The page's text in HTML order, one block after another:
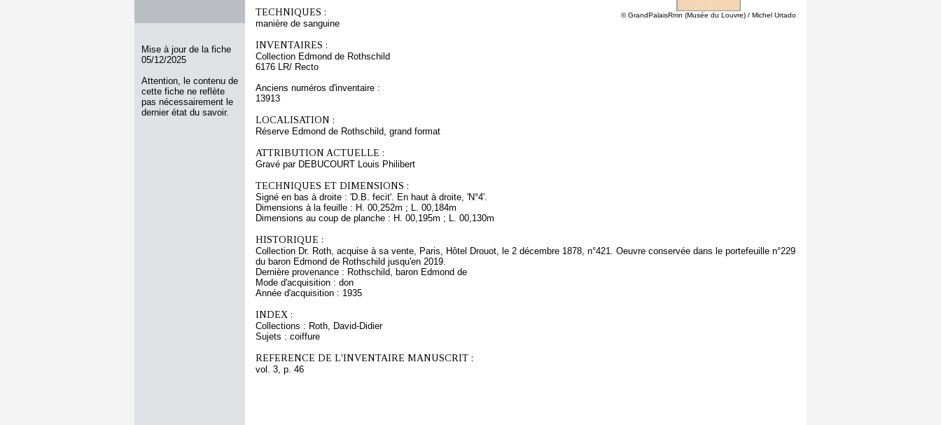
Mise à jour de la fiche
05/12/2025
Attention, le contenu de
cette fiche ne reflète
pas nécessairement le
dernier état du savoir.
© GrandPalaisRmn (Musée du Louvre) / Michel Urtado
TECHNIQUES :
manière de sanguine
INVENTAIRES :
Collection Edmond de Rothschild
6176 LR/ Recto
Anciens numéros d'inventaire :
13913
LOCALISATION :
Réserve Edmond de Rothschild, grand format
ATTRIBUTION ACTUELLE :
Gravé par DEBUCOURT Louis Philibert
TECHNIQUES ET DIMENSIONS :
Signé en bas à droite : 'D.B. fecit'. En haut à droite, 'N°4'.
Dimensions à la feuille : H. 00,252m ; L. 00,184m
Dimensions au coup de planche : H. 00,195m ; L. 00,130m
HISTORIQUE :
Collection Dr. Roth, acquise à sa vente, Paris, Hôtel Drouot, le 2 décembre 1878, n°421. Oeuvre conservée dans le portefeuille n°229
du baron Edmond de Rothschild jusqu'en 2019.
Dernière provenance : Rothschild, baron Edmond de
Mode d'acquisition : don
Année d'acquisition : 1935
INDEX :
Collections : Roth, David-Didier
Sujets : coiffure
REFERENCE DE L'INVENTAIRE MANUSCRIT :
vol. 3, p. 46